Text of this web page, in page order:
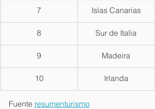
7 Islas Canarias
8 Sur de Italia
9 Madeira
10 Irlanda
Fuente resumenturismo